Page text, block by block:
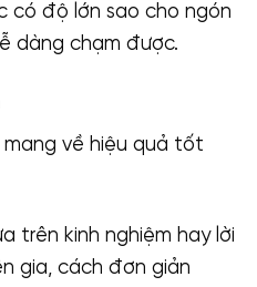
có độ lớn sao cho ngón
dàng chạm được.
về hiệu quả tốt
trên kinh nghiệm hay lời
gia, cách đơn giản